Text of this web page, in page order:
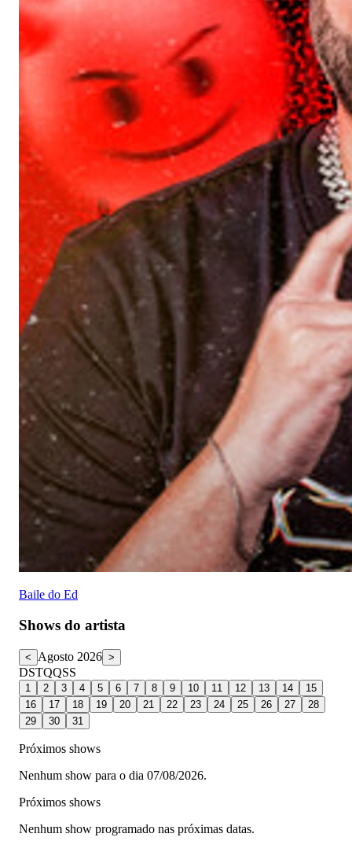
Baile do Ed
Shows do artista
< Agosto 2026 >
DSTQQSS
1 2 3 4 5 6 7 8 9 10 11 12 13 14
15
16
17 18 19 20 21 22 23 24 25 26 27
28
29
30 31
Próximos shows
Nenhum show para o dia 07/08/2026.
Próximos shows
Nenhum show programado nas próximas datas.